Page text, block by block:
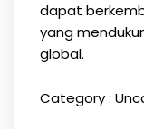
dapat
yang
global.
Category :